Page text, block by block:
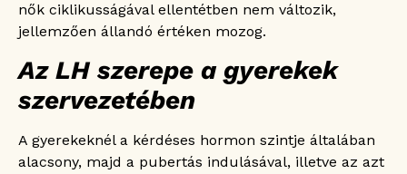
nők ciklikusságával ellentétben nem változik,
jellemzően állandó értéken mozog.
Az LH szerepe a gyerekek
szervezetében
A gyerekeknél a kérdéses hormon szintje általában
alacsony, majd a pubertás indulásával, illetve az azt